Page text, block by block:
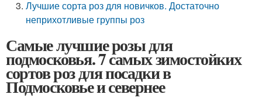
Лучшие сорта роз для новичков. Достаточно
неприхотливые группы роз
Самые лучшие розы для
подмосковья. 7 самых зимостойких
сортов роз для посадки в
Подмосковье и севернее